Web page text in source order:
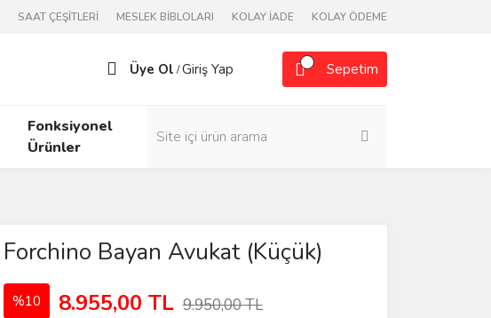
SAAT ÇEŞİTLERİ MESLEK BİBLOLARI KOLAY İADE KOLAY ÖDEME
Üye Ol /Giriş Yap Sepetim
Fonksiyonel
Ürünler
Forchino Bayan Avukat (Küçük)
%10 8.955,00 TL 9.950,00 TL